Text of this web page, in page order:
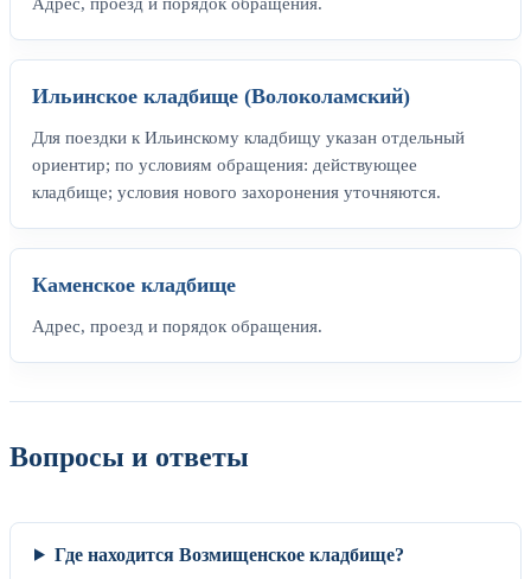
Ильинское кладбище (Волоколамский)
Для поездки к Ильинскому кладбищу указан отдельный
ориентир; по условиям обращения: действующее
кладбище; условия нового захоронения уточняются.
Каменское кладбище
Адрес, проезд и порядок обращения.
Вопросы и ответы
Где находится Возмищенское кладбище?